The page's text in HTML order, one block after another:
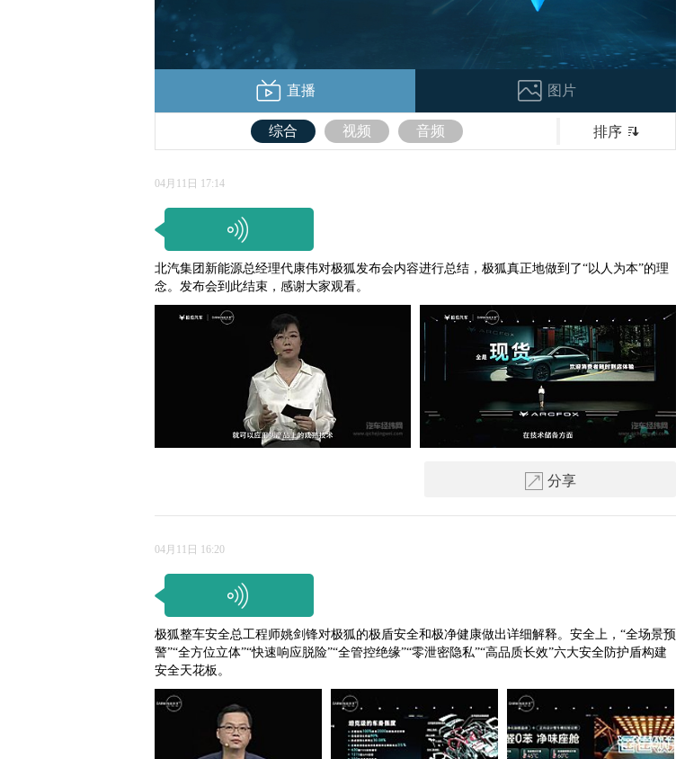
直播 图片
综合 视频 音频 排序
04月11日 17:14
北汽集团新能源总经理代康伟对极狐发布会内容进行总结，极狐真正地做到了“以人为本”的理
念。发布会到此结束，感谢大家观看。
分享
04月11日 16:20
极狐整车安全总工程师姚剑锋对极狐的极盾安全和极净健康做出详细解释。安全上，“全场景预
警”“全方位立体”“快速响应脱险”“全管控绝缘”“零泄密隐私”“高品质长效”六大安全防护盾构建
安全天花板。